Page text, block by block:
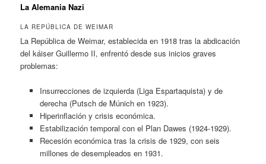
La Alemania Nazi
LA REPÚBLICA DE WEIMAR
La República de Weimar, establecida en 1918 tras la abdicación
del káiser Guillermo II, enfrentó desde sus inicios graves
problemas:
Insurrecciones de izquierda (Liga Espartaquista) y de
derecha (Putsch de Múnich en 1923).
Hiperinflación y crisis económica.
Estabilización temporal con el Plan Dawes (1924-1929).
Recesión económica tras la crisis de 1929, con seis
millones de desempleados en 1931.